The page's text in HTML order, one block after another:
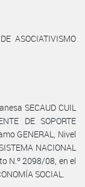
ASOCIATIVISMO
SECAUD CUIL
DE SOPORTE
GENERAL, Nivel
NACIONAL
N.º 2098/08, en el
SOCIAL.